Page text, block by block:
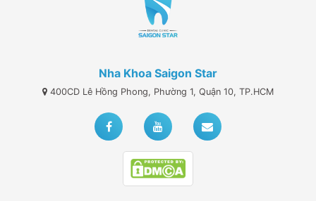
Nha Khoa Saigon Star
400CD Lê Hồng Phong, Phường 1, Quận 10, TP.HCM